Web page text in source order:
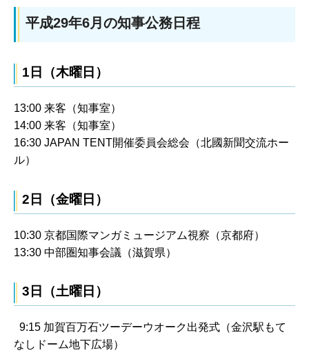
平成29年6月の知事公務日程
1日（木曜日）
13:00 来客（知事室）
14:00 来客（知事室）
16:30 JAPAN TENT開催委員会総会（北國新聞交流ホー
ル）
2日（金曜日）
10:30 京都国際マンガミュージアム視察（京都府）
13:30 中部圏知事会議（滋賀県）
3日（土曜日）
9:15 加賀百万石ツーデーウオーク出発式（金沢駅もて
なしドーム地下広場）